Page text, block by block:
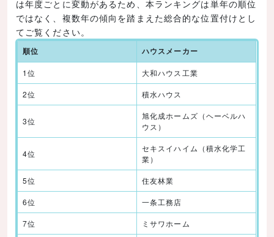
は年度ごとに変動があるため、本ランキングは単年の順位
ではなく、複数年の傾向を踏まえた総合的な位置付けとし
てご覧ください。
順位 ハウスメーカー
1位 大和ハウス工業
2位 積水ハウス
3位
旭化成ホームズ（ヘーベルハ
ウス）
4位
セキスイハイム（積水化学工
業）
5位 住友林業
6位 一条工務店
7位 ミサワホーム